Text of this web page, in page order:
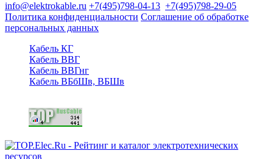
info@elektrokable.ru +7(495)798-04-13 +7(495)798-29-05
Политика конфиденциальности Соглашение об обработке
персональных данных
Кабель КГ
Кабель ВВГ
Кабель ВВГнг
Кабель ВБбШв, ВБШв